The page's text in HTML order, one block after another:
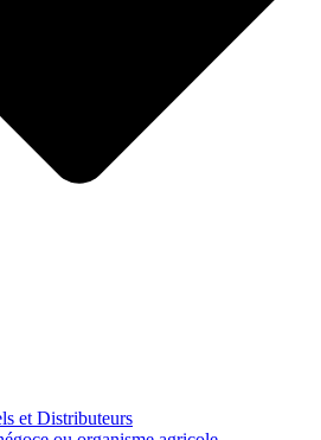
et Distributeurs